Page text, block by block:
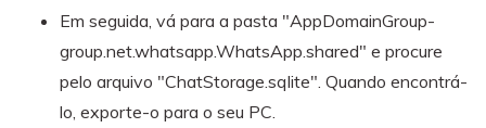
Em seguida, vá para a pasta "AppDomainGroup-
group.net.whatsapp.WhatsApp.shared" e procure
pelo arquivo "ChatStorage.sqlite". Quando encontrá-
lo, exporte-o para o seu PC.